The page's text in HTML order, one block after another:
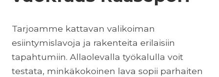
Tarjoamme kattavan valikoiman
esiintymislavoja ja rakenteita erilaisiin
tapahtumiin. Allaolevalla työkalulla voit
testata, minkäkokoinen lava sopii parhaiten